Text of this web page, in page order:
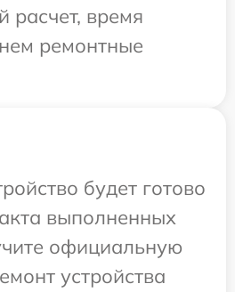
расчет, время
ремонтные
будет готово
выполненных
официальную
устройства